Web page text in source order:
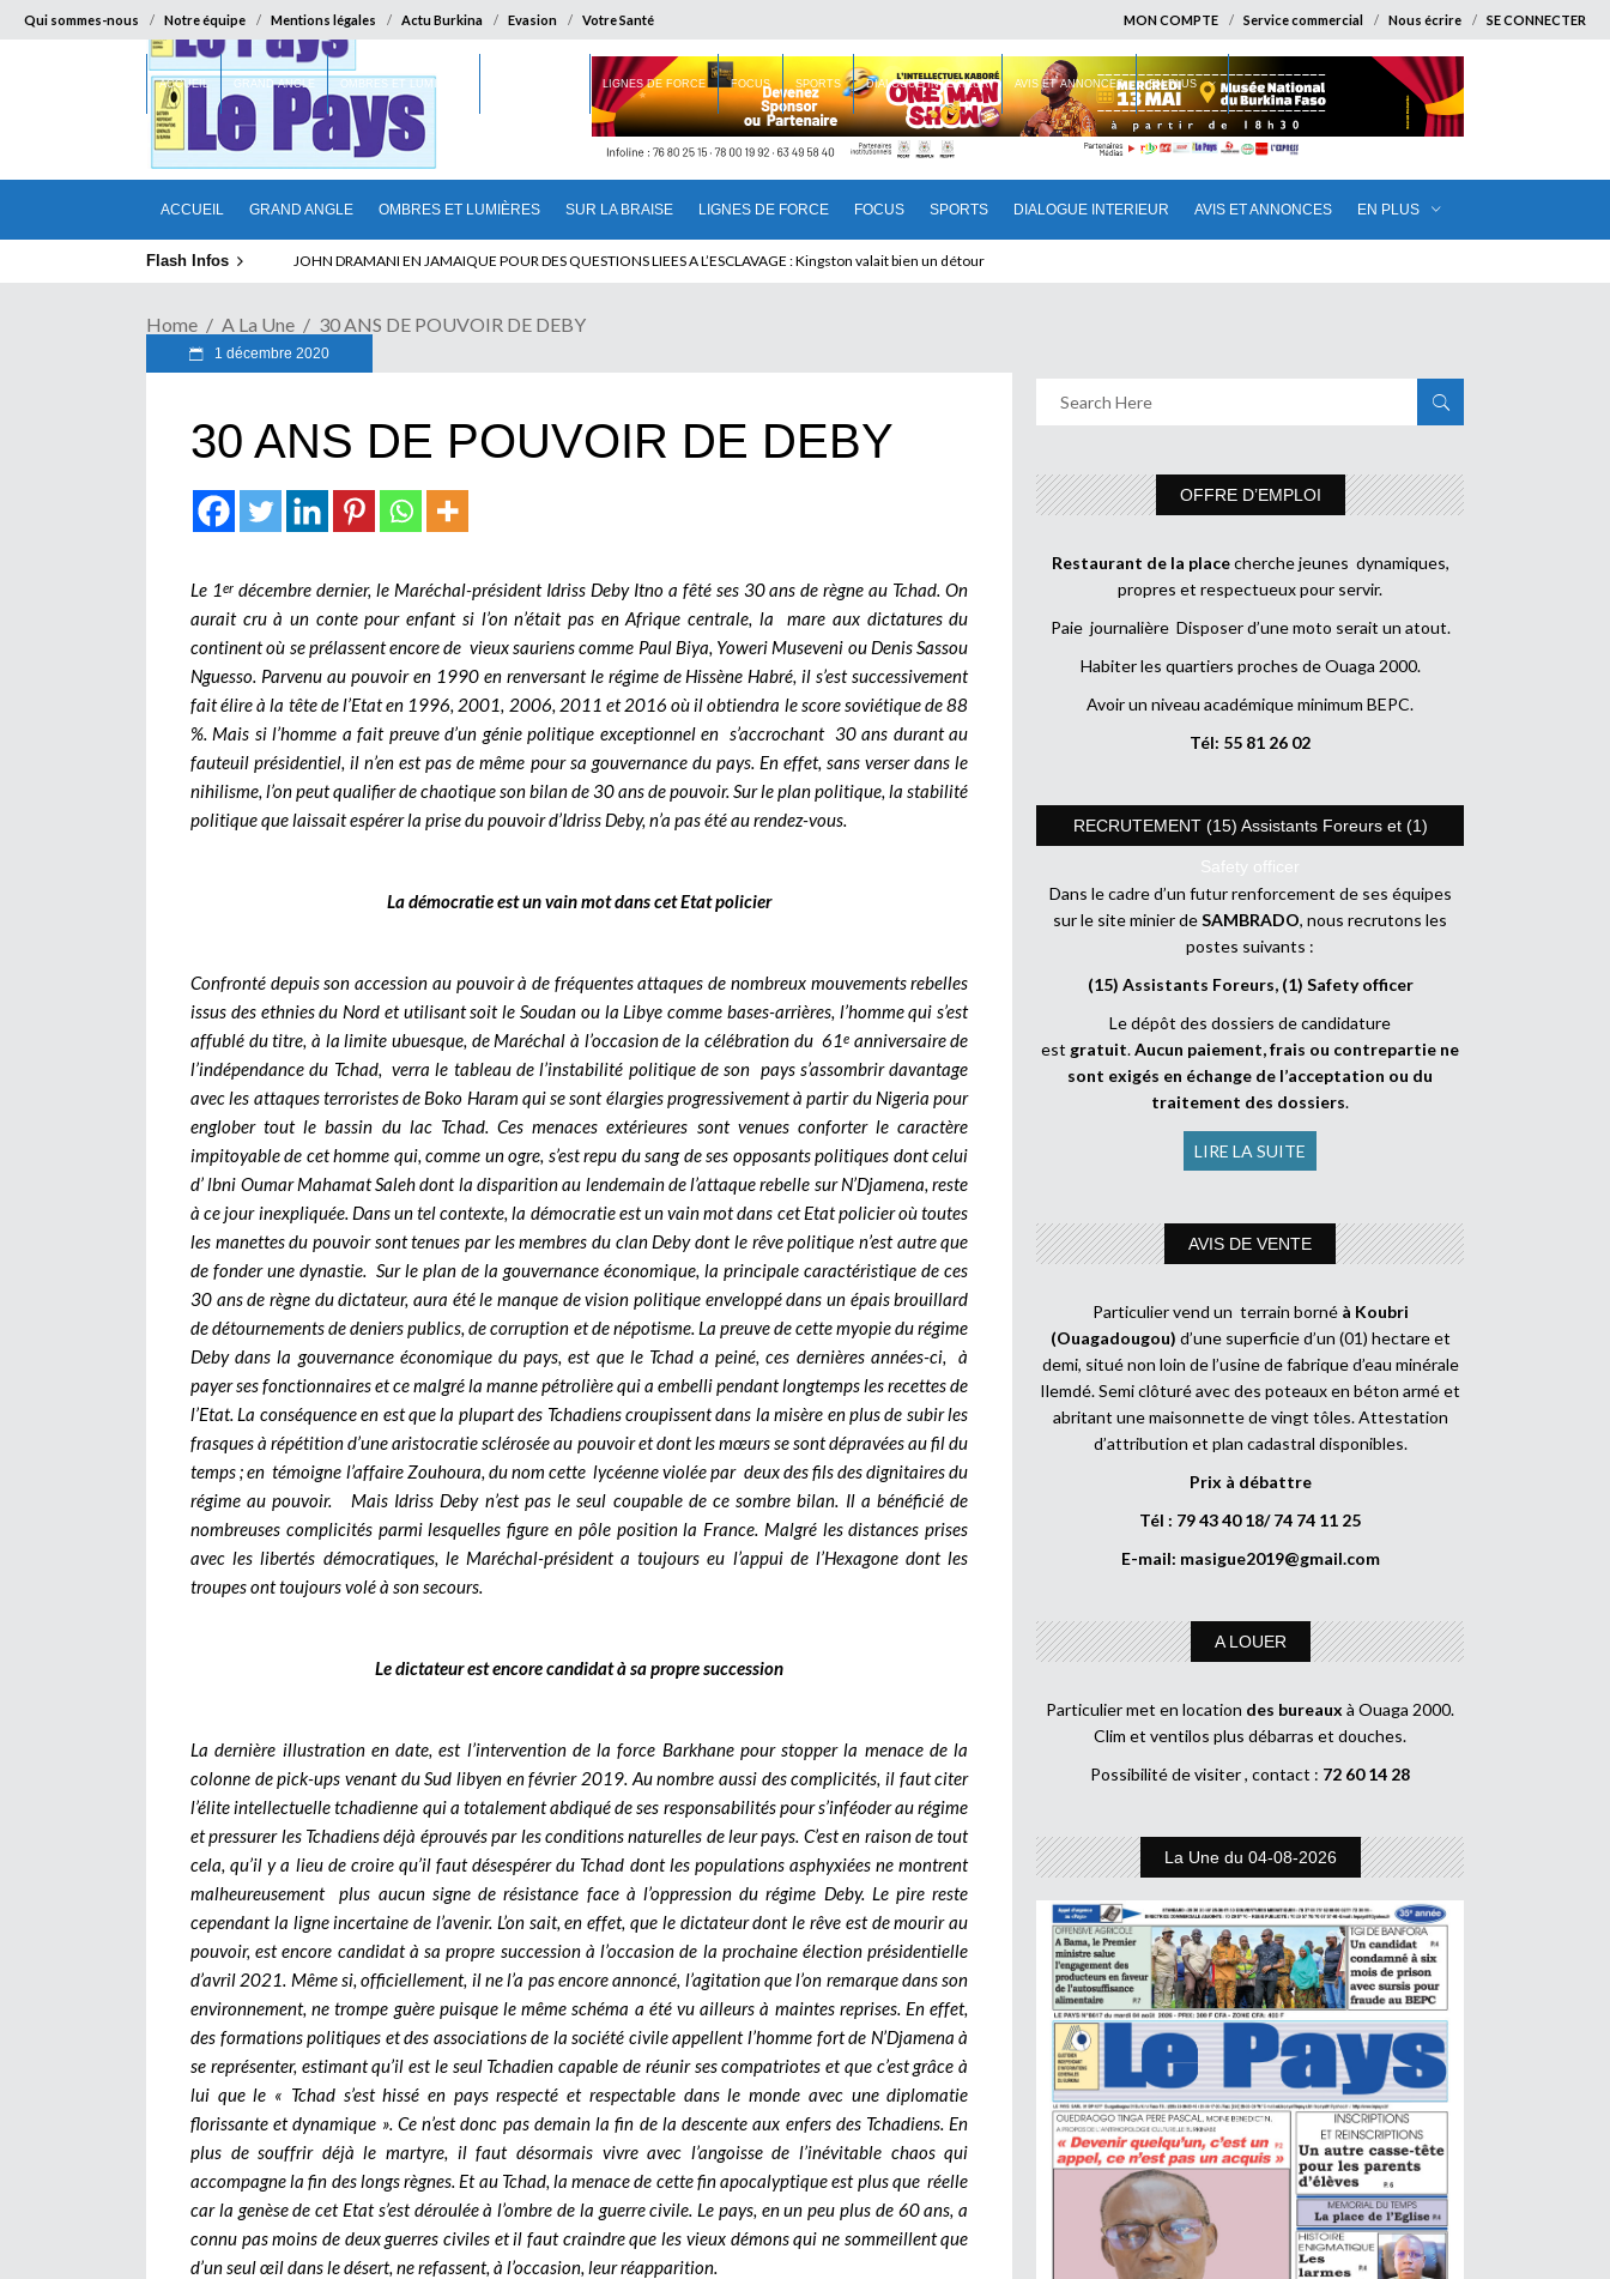
Qui sommes-nous Notre équipe Mentions légales Actu Burkina Evasion Votre Santé MON COMPTE Service commercial Nous écrire SE CONNECTER
ACCUEIL GRAND ANGLE OMBRES ET LUMIÈRES SUR LA BRAISE LIGNES DE FORCE FOCUS SPORTS DIALOGUE INTERIEUR AVIS ET ANNONCES EN PLUS
ACCUEIL GRAND ANGLE OMBRES ET LUMIÈRES LIGNES DE FORCE FOCUS SPORTS DIALOGUE INTERIEUR AVIS ET ANNONCES EN PLUS
Flash Infos ELECTION DE TALON A LA TETE DU SENAT BENINOIS : Quand Patrice quitte le pouvoir sans partir !
Home A La Une 30 ANS DE POUVOIR DE DEBY
1 décembre 2020
30 ANS DE POUVOIR DE DEBY
Le 1erdécembre dernier, le Maréchal-président Idriss Deby Itno a fêté ses 30 ans de règne au Tchad. On
aurait cru à un conte pour enfant si l’on n’était pas en Afrique centrale, la mare aux dictatures du
continent où se prélassent encore de vieux sauriens comme Paul Biya, Yoweri Museveni ou Denis Sassou
Nguesso. Parvenu au pouvoir en 1990 en renversant le régime de Hissène Habré, il s’est successivement
fait élire à la tête de l’Etat en 1996, 2001, 2006, 2011 et 2016 où il obtiendra le score soviétique de 88
%. Mais si l’homme a fait preuve d’un génie politique exceptionnel en s’accrochant 30 ans durant au
fauteuil présidentiel, il n’en est pas de même pour sa gouvernance du pays. En effet, sans verser dans le
nihilisme, l’on peut qualifier de chaotique son bilan de 30 ans de pouvoir.Sur le plan politique, la stabilité
politique que laissait espérer la prise du pouvoir d’Idriss Deby, n’a pas été au rendez-vous.
La démocratie est un vain mot dans cet Etat policier
Confronté depuis son accession au pouvoir à de fréquentes attaques de nombreux mouvements rebelles
issus des ethnies du Nord et utilisant soit le Soudan ou la Libye comme bases-arrières, l’homme qui s’est
affublé du titre, à la limite ubuesque, de Maréchal à l’occasion de la célébration du 61eanniversaire de
l’indépendance du Tchad, verra le tableau de l’instabilité politique de son pays s’assombrir davantage
avec les attaques terroristes de Boko Haram qui se sont élargies progressivement à partir du Nigeria pour
englober tout le bassin du lac Tchad. Ces menaces extérieures sont venues conforter le caractère
impitoyable de cet homme qui, comme un ogre, s’est repu du sang de ses opposants politiques dont celui
d’ lbni Oumar Mahamat Saleh dont la disparition au lendemain de l’attaque rebelle sur N’Djamena, reste
à ce jour inexpliquée. Dans un tel contexte, la démocratie est un vain mot dans cet Etat policier où toutes
les manettes du pouvoir sont tenues par les membres du clan Deby dont le rêve politique n’est autre que
de fonder une dynastie.Sur le plan de la gouvernance économique, la principale caractéristique de ces
30 ans de règne du dictateur, aura été le manque de vision politique enveloppé dans un épais brouillard
de détournements de deniers publics, de corruption et de népotisme. La preuve de cette myopie du régime
Deby dans la gouvernance économique du pays, est que le Tchad a peiné, ces dernières années-ci, à
payer ses fonctionnaires et ce malgré la manne pétrolière qui a embelli pendant longtemps les recettes de
l’Etat. La conséquence en est que la plupart des Tchadiens croupissent dans la misère en plus de subir les
frasques à répétition d’une aristocratie sclérosée au pouvoir et dont les mœurs se sont dépravées au fil du
temps ; en témoigne l’affaire Zouhoura, du nom cette lycéenne violée par deux des fils des dignitaires du
régime au pouvoir. Mais Idriss Deby n’est pas le seul coupable de ce sombre bilan. Il a bénéficié de
nombreuses complicités parmi lesquelles figure en pôle position la France. Malgré les distances prises
avec les libertés démocratiques, le Maréchal-président a toujours eu l’appui de l’Hexagone dont les
troupes ont toujours volé à son secours.
Le dictateur est encore candidat à sa propre succession
La dernière illustration en date, est l’intervention de la force Barkhane pour stopper la menace de la
colonne de pick-ups venant du Sud libyen en février 2019. Au nombre aussi des complicités, il faut citer
l’élite intellectuelle tchadienne qui a totalement abdiqué de ses responsabilités pour s’inféoder au régime
et pressurer les Tchadiens déjà éprouvés par les conditions naturelles de leur pays. C’est en raison de tout
cela, qu’il y a lieu de croire qu’il faut désespérer du Tchad dont les populations asphyxiées ne montrent
malheureusement plus aucun signe de résistance face à l’oppression du régime Deby. Le pire reste
cependant la ligne incertaine de l’avenir. L’on sait, en effet, que le dictateur dont le rêve est de mourir au
pouvoir, est encore candidat à sa propre succession à l’occasion de la prochaine élection présidentielle
d’avril 2021. Même si, officiellement, il ne l’a pas encore annoncé, l’agitation que l’on remarque dans son
environnement, ne trompe guère puisque le même schéma a été vu ailleurs à maintes reprises. En effet,
des formations politiques et des associations de la société civile appellent l’homme fort de N’Djamena à
se représenter, estimant qu’il est le seul Tchadien capable de réunir ses compatriotes et que c’est grâce à
lui que le « Tchad s’est hissé en pays respecté et respectable dans le monde avec une diplomatie
florissante et dynamique ». Ce n’est donc pas demain la fin de la descente aux enfers des Tchadiens. En
plus de souffrir déjà le martyre, il faut désormais vivre avec l’angoisse de l’inévitable chaos qui
accompagne la fin des longs règnes. Et au Tchad, la menace de cette fin apocalyptique est plus que réelle
car la genèse de cet Etat s’est déroulée à l’ombre de la guerre civile. Le pays, en un peu plus de 60 ans, a
connu pas moins de deux guerres civiles et il faut craindre que les vieux démons qui ne sommeillent que
d’un seul œil dans le désert, ne refassent, à l’occasion, leur réapparition.
OFFRE D’EMPLOI
Restaurant de la placecherche jeunes dynamiques,
propres et respectueux pour servir.
Paie journalière Disposer d’une moto serait un atout.
Habiter les quartiers proches de Ouaga 2000.
Avoir un niveau académique minimum BEPC.
Tél: 55 81 26 02
RECRUTEMENT (15) Assistants Foreurs et (1)
Safety officer
Dans le cadre d’un futur renforcement de ses équipes
sur le site minier deSAMBRADO, nous recrutons les
postes suivants :
(15) Assistants Foreurs, (1) Safety officer
Le dépôt des dossiers de candidature
est gratuit.Aucun paiement, frais ou contrepartie ne
sont exigés en échange de l’acceptation ou du
traitement des dossiers.
LIRE LA SUITE
AVIS DE VENTE
Particulier vend un terrain borné à Koubri
(Ouagadougou) d’une superficie d’un (01) hectare et
demi, situé non loin de l’usine de fabrique d’eau minérale
Ilemdé. Semi clôturé avec des poteaux en béton armé et
abritant une maisonnette de vingt tôles. Attestation
d’attribution et plan cadastral disponibles.
Prix à débattre
Tél : 79 43 40 18/ 74 74 11 25
E-mail: masigue2019@gmail.com
A LOUER
Particulier met en location des bureaux à Ouaga 2000.
Clim et ventilos plus débarras et douches.
Possibilité de visiter , contact : 72 60 14 28
La Une du 04-08-2026